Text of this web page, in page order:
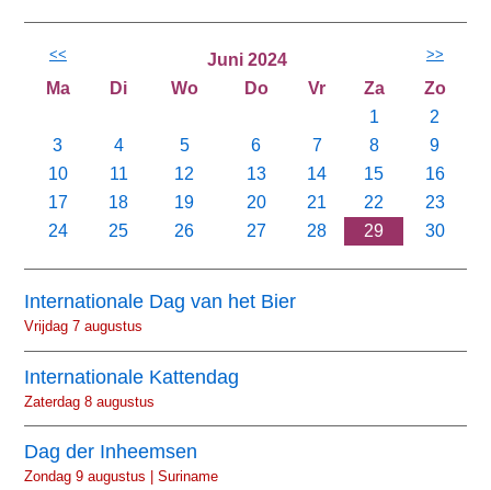
<< Juni 2024 >>
Ma Di Wo Do Vr Za
Zo
1
2
3
4 5 6 7 8
9
10
11 12 13 14 15
16
17
18 19 20 21 22
23
24
25 26 27 28 29 30
Internationale Dag van het Bier
Vrijdag 7 augustus
Internationale Kattendag
Zaterdag 8 augustus
Dag der Inheemsen
Zondag 9 augustus | Suriname